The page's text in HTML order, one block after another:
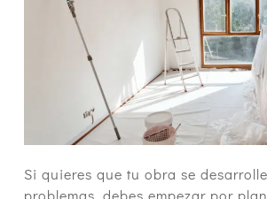
Si quieres que tu obra se
problemas, debes empezar por